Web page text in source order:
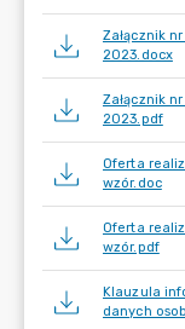
Załącznik
2023.docx
Załącznik
2023.pdf
Oferta
wzór.doc
Oferta
wzór.pdf
Klauzula
danych